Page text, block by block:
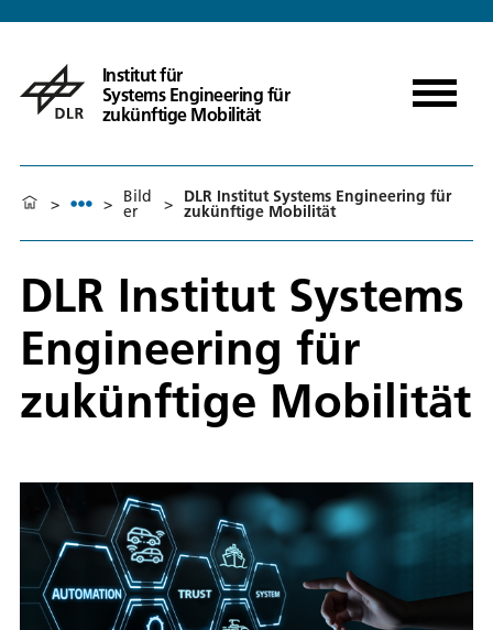
Institut für
Systems Engineering für
zukünftige Mobilität
> > Bild
er > DLR Institut Systems Engineering für
zukünftige Mobilität
DLR Institut Systems
Engineering für
zukünftige Mobilität